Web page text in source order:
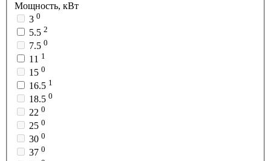
Мощность, кВт
3 0
5.5 2
7.5 0
11 1
15 0
16.5 1
18.5 0
22 0
25 0
30 0
37 0